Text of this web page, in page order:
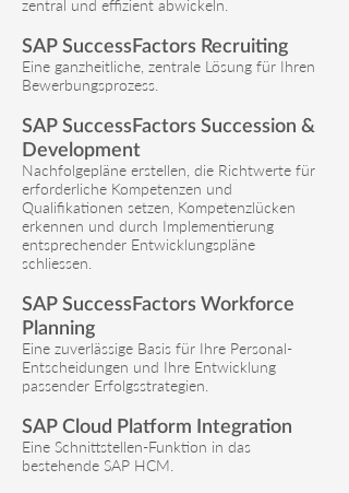
zentral und effizient abwickeln.
SAP SuccessFactors Recruiting
Eine ganzheitliche, zentrale Lösung für Ihren
Bewerbungsprozess.
SAP SuccessFactors Succession &
Development
Nachfolgepläne erstellen, die Richtwerte für
erforderliche Kompetenzen und
Qualifikationen setzen, Kompetenzlücken
erkennen und durch Implementierung
entsprechender Entwicklungspläne
schliessen.
SAP SuccessFactors Workforce
Planning
Eine zuverlässige Basis für Ihre Personal-
Entscheidungen und Ihre Entwicklung
passender Erfolgsstrategien.
SAP Cloud Platform Integration
Eine Schnittstellen-Funktion in das
bestehende SAP HCM.